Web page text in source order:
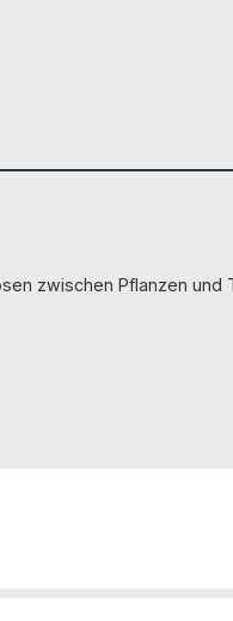
zwischen Pflanzen und